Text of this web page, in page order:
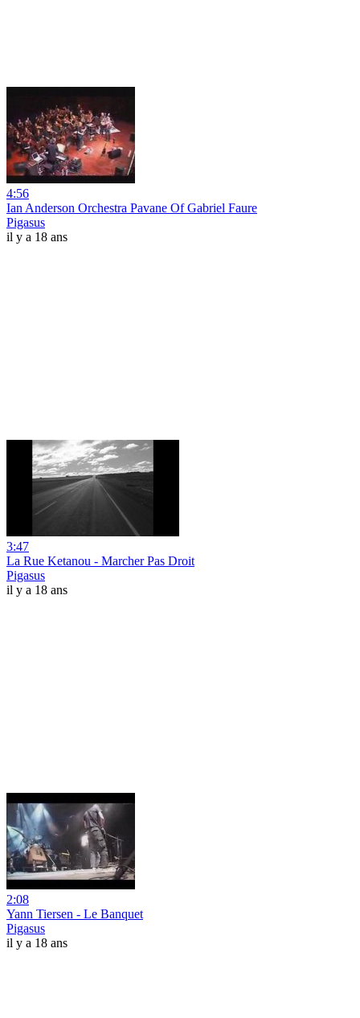
4:56
Ian Anderson Orchestra Pavane Of Gabriel Faure
Pigasus
il y a 18 ans
3:47
La Rue Ketanou - Marcher Pas Droit
Pigasus
il y a 18 ans
2:08
Yann Tiersen - Le Banquet
Pigasus
il y a 18 ans